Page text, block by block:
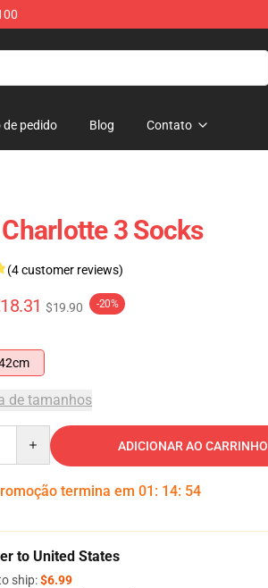
pedido Blog Contato
3 Socks
(4 customer reviews)
$19.90 -20%
de tamanhos
ADICIONAR AO CARRINHO
termina em 01 : 14: 53
to United States
ship:$6.99